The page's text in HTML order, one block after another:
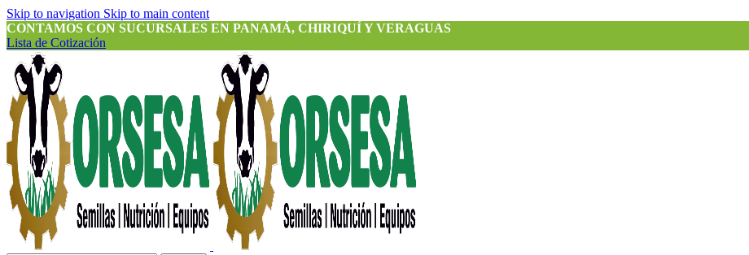
Skip to navigation Skip to main content
CONTAMOS CON SUCURSALES EN PANAMÁ, CHIRIQUÍ Y VERAGUAS
Lista de Cotización